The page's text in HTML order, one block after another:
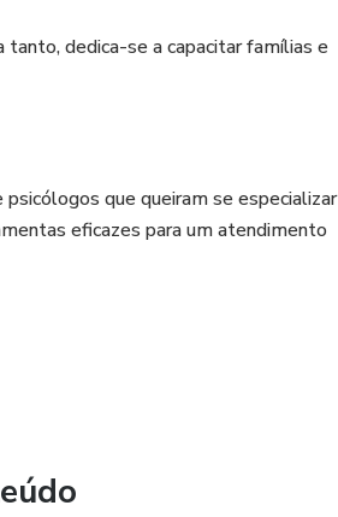
dedica-se a capacitar famílias e
que queiram se especializar
eficazes para um atendimento